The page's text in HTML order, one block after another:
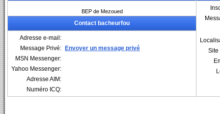
BEP de Mezoued
Contact bacheurfou
Adresse e-mail:
Message Privé:
Envoyer un message privé
MSN Messenger:
Yahoo Messenger:
Adresse AIM:
Numéro ICQ: